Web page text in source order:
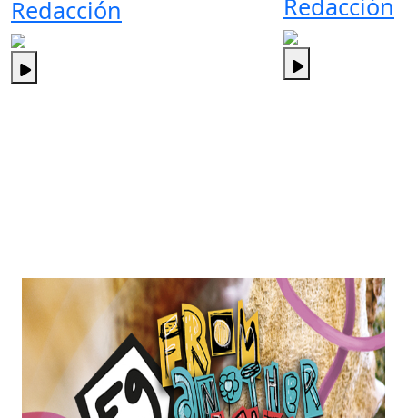
Redacción Redacción